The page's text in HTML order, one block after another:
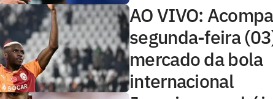
AO VIVO:
segunda-feira
mercado da bola
internacional